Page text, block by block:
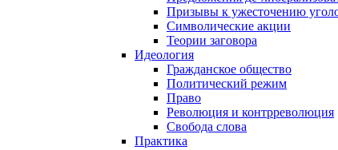
Призывы к ужесточению
Символические акции
Теории заговора
Идеология
Гражданское общество
Политический режим
Право
Революция и контрреволюция
Свобода слова
Практика